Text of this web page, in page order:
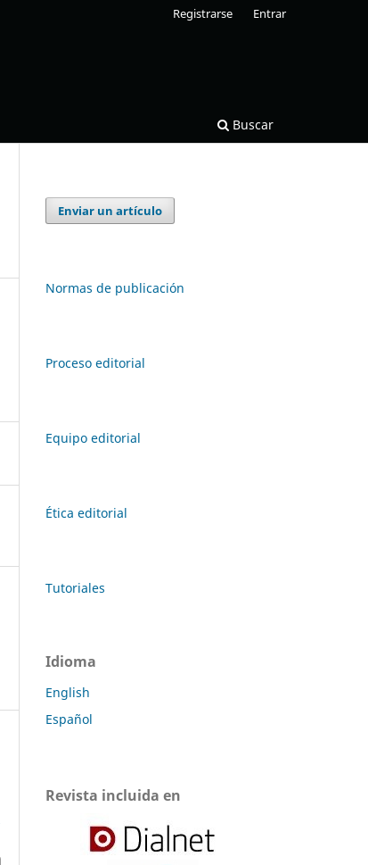
Buscar
Registrarse Entrar
Enviar un artículo
Normas de publicación
Proceso editorial
Equipo editorial
Ética editorial
Tutoriales
Idioma
English
Español
Revista incluida en